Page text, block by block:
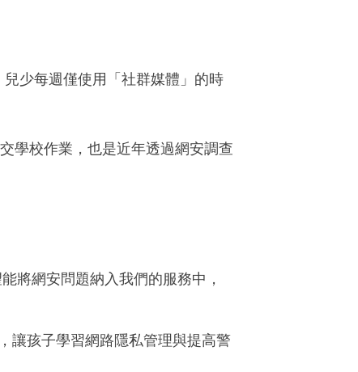
少每週僅使用「社群媒體」的時
學校作業，也是近年透過網安調查
將網安問題納入我們的服務中，
讓孩子學習網路隱私管理與提高警